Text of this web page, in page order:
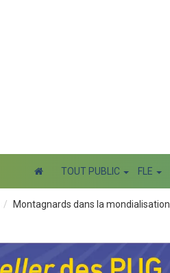
TOUT PUBLIC FLE
Montagnards dans la mondialisation